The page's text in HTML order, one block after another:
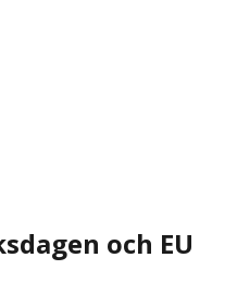
och EU